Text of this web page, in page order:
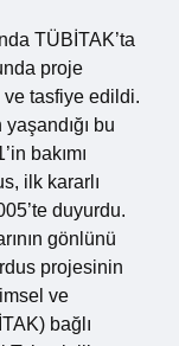
TÜBİTAK’ta
proje
ve tasfiye edildi.
bu
bakımı
ilk kararlı
duyurdu.
gönlünü
projesinin
ve
bağlı